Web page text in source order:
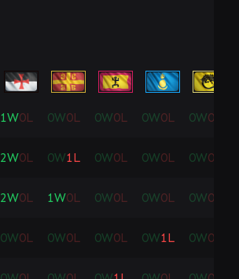
1W0L 0W0L 0W0L 0W0L 0W0
2W0L 0W1L 0W0L 0W0L 0W0
2W0L 1W0L 0W0L 0W0L 0W0
0W0L 0W0L 0W0L 0W1L 0W0